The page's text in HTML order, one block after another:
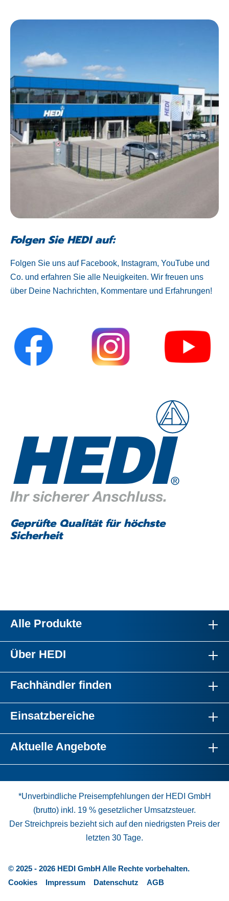
Folgen Sie HEDI auf:
Folgen Sie uns auf Facebook, Instagram, YouTube und
Co. und erfahren Sie alle Neuigkeiten. Wir freuen uns
über Deine Nachrichten, Kommentare und Erfahrungen!
Geprüfte Qualität für höchste
Sicherheit
Alle Produkte
Über HEDI
Fachhändler finden
Einsatzbereiche
Aktuelle Angebote
*Unverbindliche Preisempfehlungen der HEDI GmbH
(brutto) inkl. 19 % gesetzlicher Umsatzsteuer.
Der Streichpreis bezieht sich auf den niedrigsten Preis der
letzten 30 Tage.
© 2025 - 2026 HEDI GmbH Alle Rechte vorbehalten.
Cookies
Impressum Datenschutz AGB